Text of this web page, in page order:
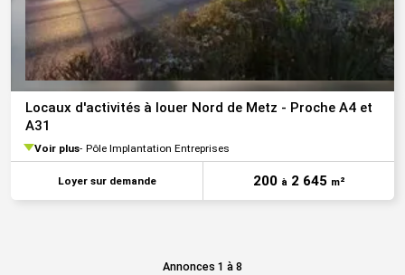
Locaux d'activités à louer Nord de Metz - Proche A4 et
A31
Voir plus Pôle Implantation Entreprises
Loyer sur demande 200 à2 645 m²
Annonces 1 à 8